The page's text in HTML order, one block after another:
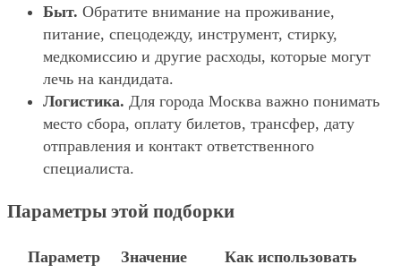
Быт. Обратите внимание на проживание,
питание, спецодежду, инструмент, стирку,
медкомиссию и другие расходы, которые могут
лечь на кандидата.
Логистика. Для города Москва важно понимать
место сбора, оплату билетов, трансфер, дату
отправления и контакт ответственного
специалиста.
Параметры этой подборки
Параметр Значение Как использовать